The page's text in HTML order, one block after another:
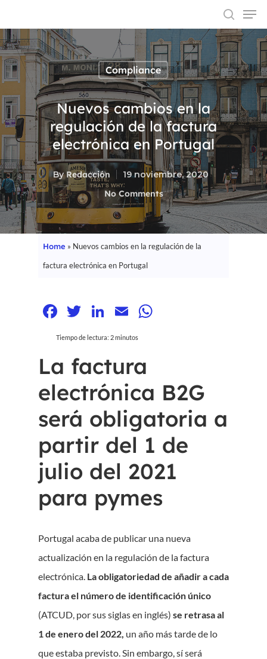
Hit enter to search or ESC to close
Compliance
Nuevos cambios en la
regulación de la factura
electrónica en Portugal
ByRedacción
19 noviembre, 2020
No Comments
Home » Nuevos cambios en la regulación de la
factura electrónica en Portugal
Facebook
Twitter
LinkedIn
Email
Tiempo de lectura: 2minutos
La factura
electrónica B2G
será obligatoria a
partir del 1 de
julio del 2021
para pymes
Portugal acaba de publicar una nueva
actualización en la regulación de la factura
electrónica. La obligatoriedad de añadir a cada
factura el número de identificación único
(ATCUD, por sus siglas en inglés) se retrasa al
1 de enero del 2022, un año más tarde de lo
que estaba previsto. Sin embargo, sí será